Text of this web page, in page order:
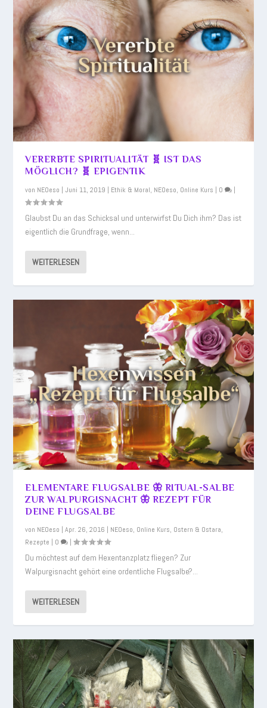
VERERBTE SPIRITUALITÄT 🧬 IST DAS
MÖGLICH? 🧬 EPIGENTIK
von NEOeso |Juni 11, 2019 | Ethik & Moral, NEOeso, Online Kurs | 0 |
Glaubst Du an das Schicksal und unterwirfst Du Dich ihm? Das ist
eigentlich die Grundfrage, wenn...
WEITERLESEN
ELEMENTARE FLUGSALBE 🦋 RITUAL-SALBE
ZUR WALPURGISNACHT 🦋 REZEPT FÜR
DEINE FLUGSALBE
von NEOeso |Apr. 26, 2016 | NEOeso, Online Kurs, Ostern & Ostara,
Rezepte | 0 |
Du möchtest auf dem Hexentanzplatz fliegen? Zur
Walpurgisnacht gehört eine ordentliche Flugsalbe?...
WEITERLESEN